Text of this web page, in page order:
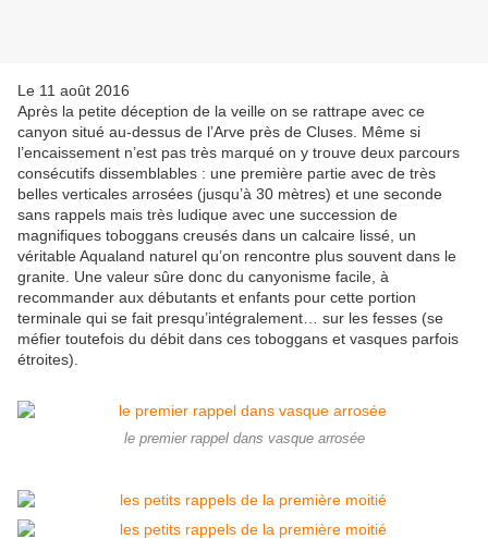
Le 11 août 2016
Après la petite déception de la veille on se rattrape avec ce
canyon situé au-dessus de l’Arve près de Cluses. Même si
l’encaissement n’est pas très marqué on y trouve deux parcours
consécutifs dissemblables : une première partie avec de très
belles verticales arrosées (jusqu’à 30 mètres) et une seconde
sans rappels mais très ludique avec une succession de
magnifiques toboggans creusés dans un calcaire lissé, un
véritable Aqualand naturel qu’on rencontre plus souvent dans le
granite. Une valeur sûre donc du canyonisme facile, à
recommander aux débutants et enfants pour cette portion
terminale qui se fait presqu’intégralement… sur les fesses (se
méfier toutefois du débit dans ces toboggans et vasques parfois
étroites).
le premier rappel dans vasque arrosée